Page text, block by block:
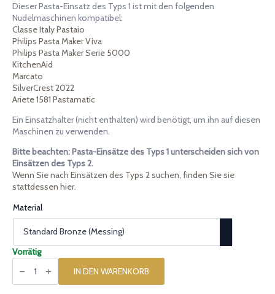
Dieser Pasta-Einsatz des Typs 1 ist mit den folgenden
Nudelmaschinen kompatibel:
Classe Italy Pastaio
Philips Pasta Maker Viva
Philips Pasta Maker Serie 5000
KitchenAid
Marcato
SilverCrest 2022
Ariete 1581 Pastamatic
Ein Einsatzhalter (nicht enthalten) wird benötigt, um ihn auf diesen
Maschinen zu verwenden.
Bitte beachten: Pasta-Einsätze des Typs 1 unterscheiden sich von
Einsätzen des Typs 2.
Wenn Sie nach Einsätzen des Typs 2 suchen, finden Sie sie
stattdessen hier.
Material
Vorrätig
Pasta-
Einsatz
1]
IN DEN WARENKORB